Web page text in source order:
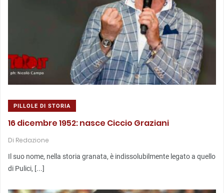
PILLOLE DI STORIA
16 dicembre 1952: nasce Ciccio Graziani
Di Redazione
Il suo nome, nella storia granata, è indissolubilmente legato a quello
di Pulici, [...]